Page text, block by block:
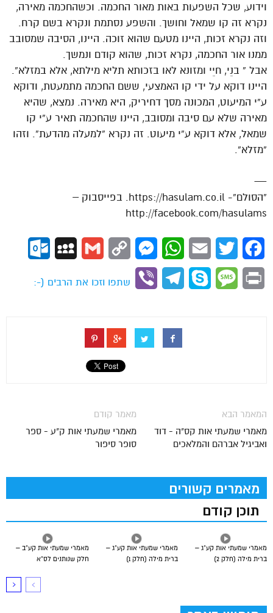
וידוע, שכל השפעות באות מאור החכמה. וכשהחכמה מאירה,
נקרא זה קו שמאל וחושך. והשפע נסתמת ונקרא בשם קרח.
וזה נקרא זכות, היינו מטעם שהוא זוכה. היינו, הסיבה שמסובב
ממנו אור החכמה, נקרא זכות, שהוא קודם ונמשך.
אבל ” בנֵי, חיֵי ומזונא לאו בזכותא תליא מילתא, אלא במזלא”.
היינו דוקא על ידי קו האמצעי, ששם החכמה מתמעטת, ודוקא
ע”י המיעוט, המכונה מסך דחיריק, היא מאירה. נמצא, שהיא
מאירה שלא עם סיבה ומסובב, היינו שהחכמה תאיר ע”י קו
שמאל, אלא דוקא ע”י מיעוט. זה נקרא “למעלה מהדעת”. וזהו
“מזלא”.
—
“הסולם”- https://hasulam.co.il. בפייסבוק –
http://facebook.com/hasulams
Facebook
Twitter
Email
WhatsApp
Messenger
Copy
Gmail
MySpace
Print
Message
Skype
Telegram
Viber
שתפו וזכו את הרבים (-:
מאמר קודם
מאמרי שמעתי אות ק"ע - ספר
סופר סיפור
המאמר הבא
מאמרי שמעתי אות קס"ה - דוד
ואביגיל אברהם והמלאכים
מאמרים קשורים
תוכן קודם
מאמרי שמעתי אות קע”ב –
חלק שנותנים לס”א
מאמרי שמעתי אות קע”ג –
ברית מילה (חלק 1)
מאמרי שמעתי אות קע”ג –
ברית מילה (חלק 2)